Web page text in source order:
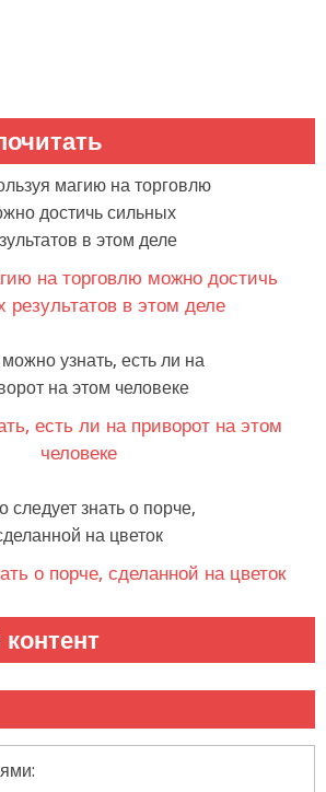
на торговлю можно достичь
результатов в этом деле
есть ли на приворот на этом
человеке
о порче, сделанной на цветок